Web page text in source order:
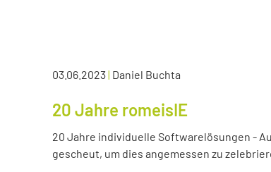
03.06.2023| Daniel Buchta
20 Jahre romeisIE
20 Jahre individuelle Softwarelösungen -
gescheut, um dies angemessen zu